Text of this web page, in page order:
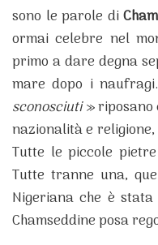
sono le parole di
ormai celebre nel
primo a dare degna
mare dopo i
sconosciuti»
nazionalità e
Tutte le piccole
Tutte tranne una,
Nigeriana che è
Chamseddine posa